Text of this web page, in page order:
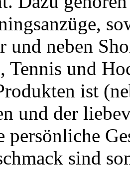
und neben
Tennis und
ist
und der
sind